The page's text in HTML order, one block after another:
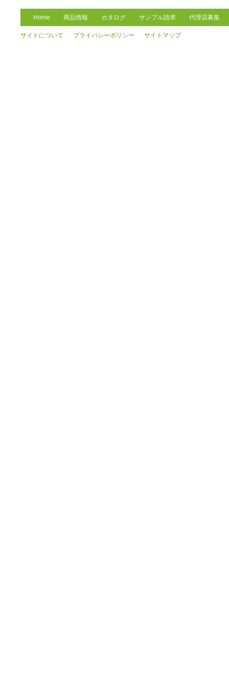
Home 商品情報 カタログ サンプル請求 代理店募集
サイトについて プライバシーポリシー サイトマップ